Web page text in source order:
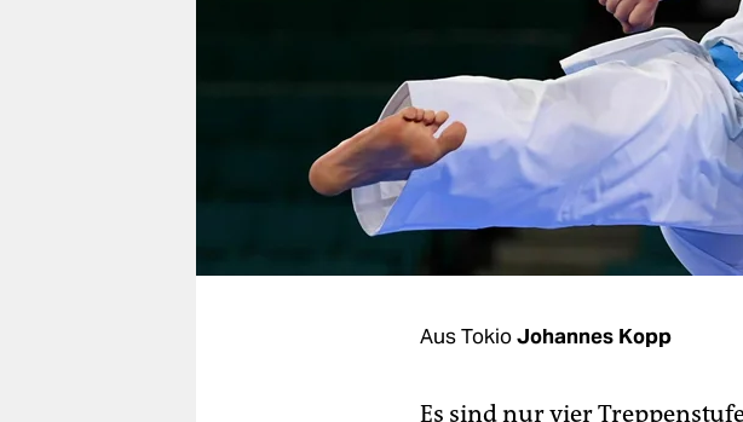
fragen & hilfe
unterstützen
Aus TokioJohannes Kopp
Es sind nur vier